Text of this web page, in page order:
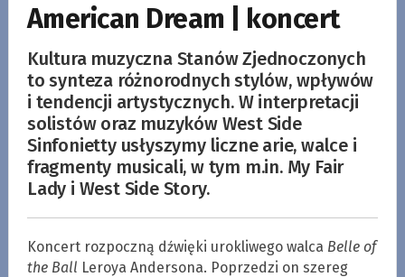
American Dream | koncert
Kultura muzyczna Stanów Zjednoczonych
to synteza różnorodnych stylów, wpływów
i tendencji artystycznych. W interpretacji
solistów oraz muzyków West Side
Sinfonietty usłyszymy liczne arie, walce i
fragmenty musicali, w tym m.in. My Fair
Lady i West Side Story.
Koncert rozpoczną dźwięki urokliwego walca Belle of
the Ball Leroya Andersona. Poprzedzi on szereg